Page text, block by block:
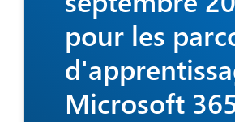
pour les
Microsoft